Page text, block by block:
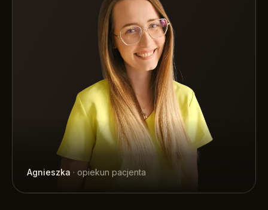
Agnieszka · opiekun pacjenta